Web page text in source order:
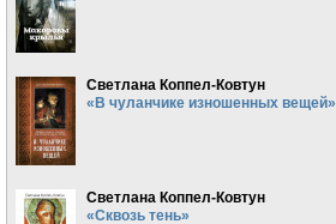
Светлана Коппел-Ковтун
«В чуланчике изношенных вещей»
Светлана Коппел-Ковтун
«Сквозь тень»